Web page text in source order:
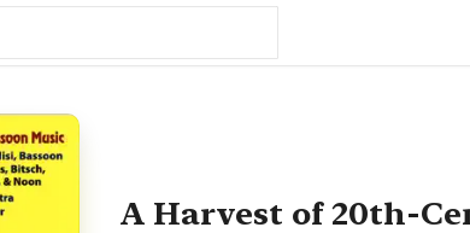
A Harvest of 20th-